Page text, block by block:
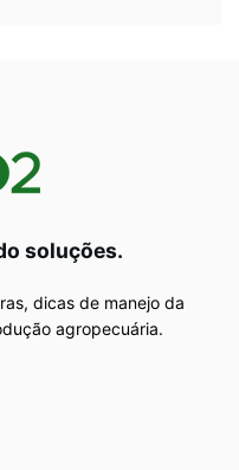
soluções.
dicas de manejo da
agropecuária.